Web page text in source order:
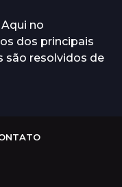
no
dos principais
são resolvidos de